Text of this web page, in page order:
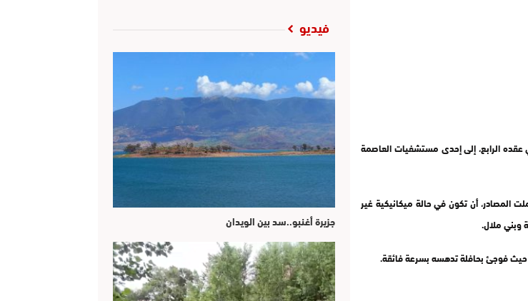
عقده الرابع، إلى إحدى مستشفيات العاصمة
المصادر، أن تكون في حالة ميكانيكية غير
وبني ملال.
حيث فوجئ بحافلة تدهسه بسرعة فائقة.
فيديو
جزيرة أغنبو..سد بين الويدان